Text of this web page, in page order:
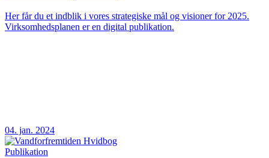
Her får du et indblik i vores strategiske mål og visioner for 2025.
Virksomhedsplanen er en digital publikation.
04. jan. 2024
Publikation